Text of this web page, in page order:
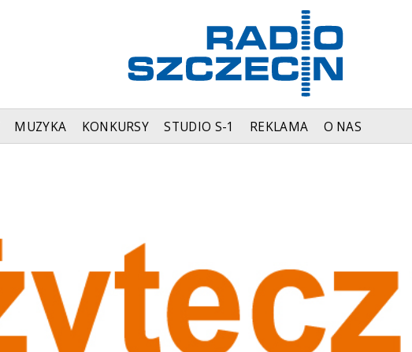
MUZYKA KONKURSY STUDIO S-1 REKLAMA O NAS